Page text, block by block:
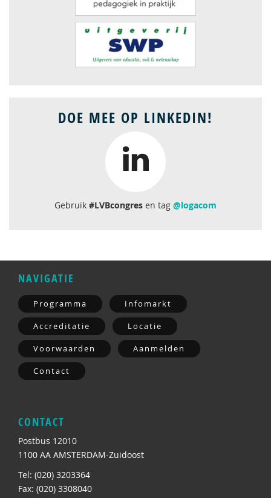
DOE MEE OP LINKEDIN!
Gebruik #LVBcongres en tag @logacom
NAVIGATIE
Programma Infomarkt
Accreditatie Locatie
Voorwaarden Aanmelden
Contact
CONTACT
Postbus 12010
1100 AA AMSTERDAM-Zuidoost
Tel: (020) 3203364
Fax: (020) 3308040